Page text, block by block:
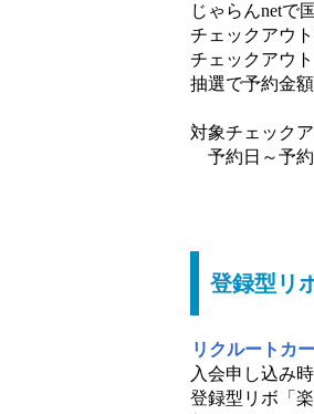
じゃらんnetで
チェックアウ
チェックアウト
抽選で予約金
対象チェック
予約日～予
登録型リ
リクルートカ
入会申し込み
登録型リボ「